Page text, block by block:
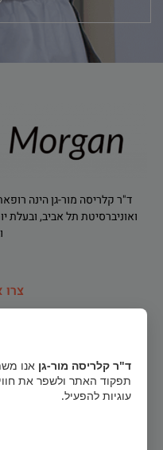
ד"ר קלריסה מור-גן הינה
צרו
טלפון חירום052-856-1122
ד"ר קלריסה מור-גן אנו
תפקוד האתר ולשפר את
עוגיות להפעיל.